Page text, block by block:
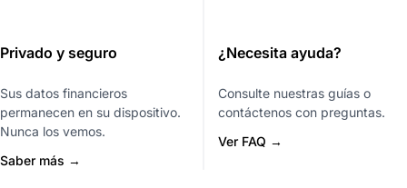
Privado y seguro
Sus datos financieros
permanecen en su dispositivo.
Nunca los vemos.
Saber más →
¿Necesita ayuda?
Consulte nuestras guías o
contáctenos con preguntas.
Ver FAQ →